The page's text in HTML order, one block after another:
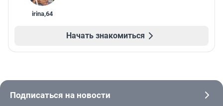
irina,64
Начать знакомиться
Подписаться на новости